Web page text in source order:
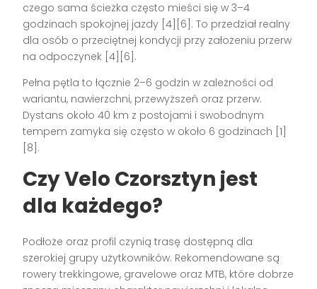
czego sama ścieżka często mieści się w 3–4
godzinach spokojnej jazdy [4][6]. To przedział realny
dla osób o przeciętnej kondycji przy założeniu przerw
na odpoczynek [4][6].
Pełna pętla to łącznie 2–6 godzin w zależności od
wariantu, nawierzchni, przewyższeń oraz przerw.
Dystans około 40 km z postojami i swobodnym
tempem zamyka się często w około 6 godzinach [1]
[8].
Czy Velo Czorsztyn jest
dla każdego?
Podłoże oraz profil czynią trasę dostępną dla
szerokiej grupy użytkowników. Rekomendowane są
rowery trekkingowe, gravelowe oraz MTB, które dobrze